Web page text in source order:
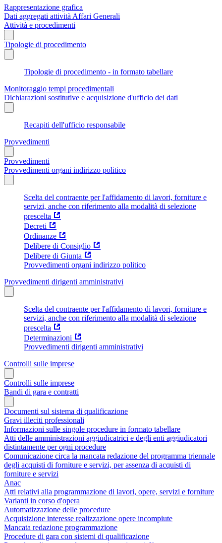
Rappresentazione grafica
Dati aggregati attività Affari Generali
Attività e procedimenti
Tipologie di procedimento
Tipologie di procedimento - in formato tabellare
Monitoraggio tempi procedimentali
Dichiarazioni sostitutive e acquisizione d'ufficio dei dati
Recapiti dell'ufficio responsabile
Provvedimenti
Provvedimenti
Provvedimenti organi indirizzo politico
Scelta del contraente per l'affidamento di lavori, forniture e
servizi, anche con riferimento alla modalità di selezione
prescelta
Decreti
Ordinanze
Delibere di Consiglio
Delibere di Giunta
Provvedimenti organi indirizzo politico
Provvedimenti dirigenti amministrativi
Scelta del contraente per l'affidamento di lavori, forniture e
servizi, anche con riferimento alla modalità di selezione
prescelta
Determinazioni
Provvedimenti dirigenti amministrativi
Controlli sulle imprese
Controlli sulle imprese
Bandi di gara e contratti
Documenti sul sistema di qualificazione
Gravi illeciti professionali
Informazioni sulle singole procedure in formato tabellare
Atti delle amministrazioni aggiudicatrici e degli enti aggiudicatori
distintamente per ogni procedure
Comunicazione circa la mancata redazione del programma triennale
degli acquisti di forniture e servizi, per assenza di acquisti di
forniture e servizi
Anac
Atti relativi alla programmazione di lavori, opere, servizi e forniture
Varianti in corso d'opera
Automatizzazione delle procedure
Acquisizione interesse realizzazione opere incompiute
Mancata redazione programmazione
Procedure di gara con sistemi di qualificazione